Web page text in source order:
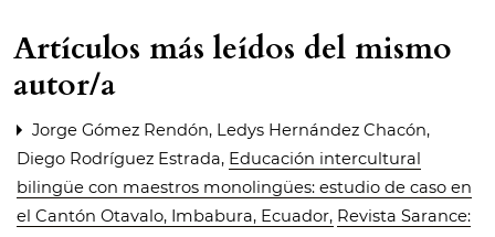
Artículos más leídos del mismo
autor/a
Jorge Gómez Rendón, Ledys Hernández Chacón,
Diego Rodríguez Estrada, Educación intercultural
bilingüe con maestros monolingües: estudio de caso en
el Cantón Otavalo, Imbabura, Ecuador, Revista Sarance: